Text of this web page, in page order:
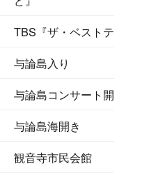
TBS『ザ・ベストテン』（
与論島入り
与論島コンサート開催
与論島海開き
観音寺市民会館